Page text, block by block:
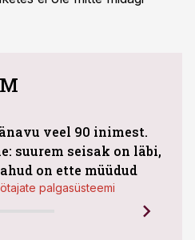
veel 90 inimest.
suurem seisak on läbi,
on ette müüdud
palgasüsteemi